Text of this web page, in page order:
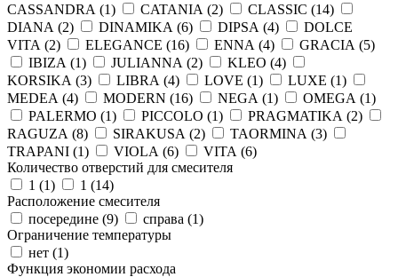
CASSANDRA (1) CATANIA (2) CLASSIC (14)
DIANA (2) DINAMIKA (6) DIPSA (4)
DOLCE
VITA (2) ELEGANCE (16) ENNA (4) GRACIA (5)
IBIZA (1) JULIANNA (2) KLEO (4)
KORSIKA (3) LIBRA (4) LOVE (1) LUXE (1)
MEDEA (4) MODERN (16) NEGA (1) OMEGA (1)
PALERMO (1) PICCOLO (1) PRAGMATIKA (2)
RAGUZA (8) SIRAKUSA (2) TAORMINA (3)
TRAPANI (1) VIOLA (6) VITA (6)
Количество отверстий для смесителя
1 (1) 1 (14)
Расположение смесителя
посередине (9) справа (1)
Ограничение температуры
нет (1)
Функция экономии расхода